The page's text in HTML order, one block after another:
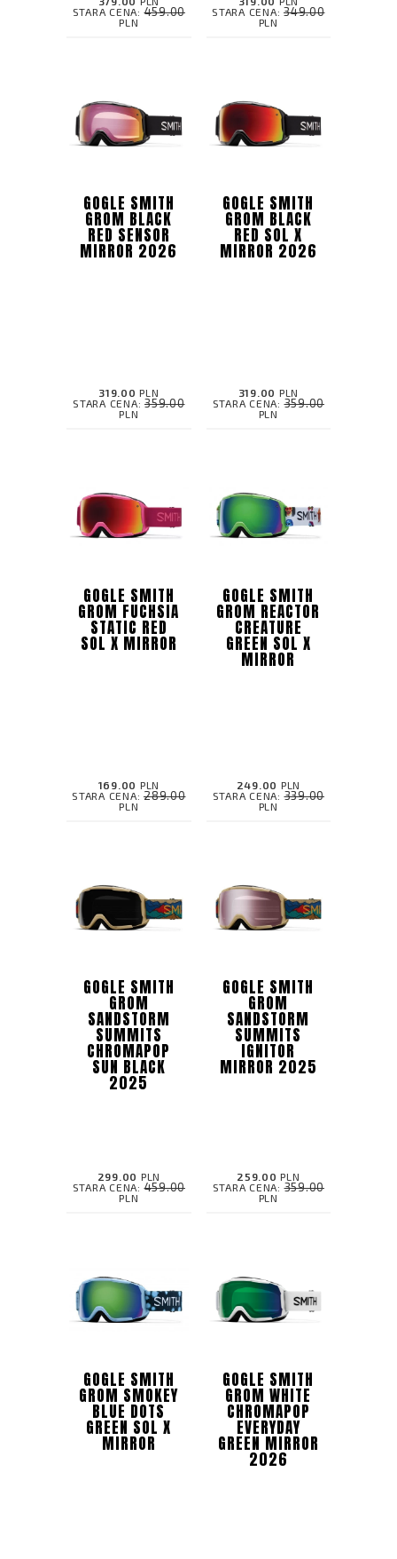
STARA CENA:459.00
PLN
STARA CENA: 349.00
PLN
GOGLE SMITH
GROM BLACK
RED SENSOR
MIRROR 2026
319.00 PLN
STARA CENA: 359.00
PLN
GOGLE SMITH
GROM BLACK
RED SOL X
MIRROR 2026
319.00 PLN
STARA CENA:359.00
PLN
GOGLE SMITH
GROM FUCHSIA
STATIC RED
SOL X MIRROR
169.00 PLN
STARA CENA: 289.00
PLN
GOGLE SMITH
GROM REACTOR
CREATURE
GREEN SOL X
MIRROR
249.00 PLN
STARA CENA:339.00
PLN
GOGLE SMITH
GROM
SANDSTORM
SUMMITS
CHROMAPOP
SUN BLACK
2025
299.00 PLN
STARA CENA:459.00
PLN
GOGLE SMITH
GROM
SANDSTORM
SUMMITS
IGNITOR
MIRROR 2025
259.00 PLN
STARA CENA:359.00
PLN
GOGLE SMITH
GROM SMOKEY
BLUE DOTS
GREEN SOL X
MIRROR
GOGLE SMITH
GROM WHITE
CHROMAPOP
EVERYDAY
GREEN MIRROR
2026